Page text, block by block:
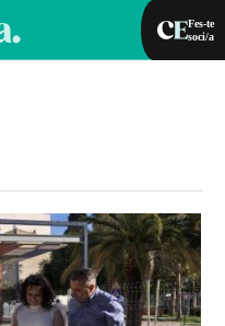
Fes-te
soci/a